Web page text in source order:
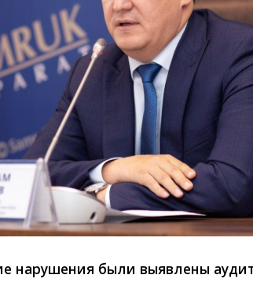
нарушения были выявлены